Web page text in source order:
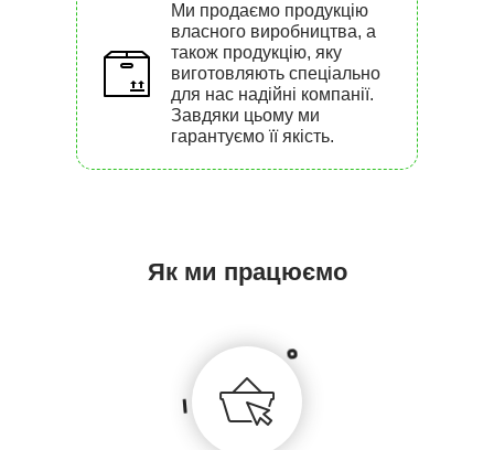
Ми продаємо продукцію
власного виробництва, а
також продукцію, яку
виготовляють спеціально
для нас надійні компанії.
Завдяки цьому ми
гарантуємо її якість.
Як ми працюємо